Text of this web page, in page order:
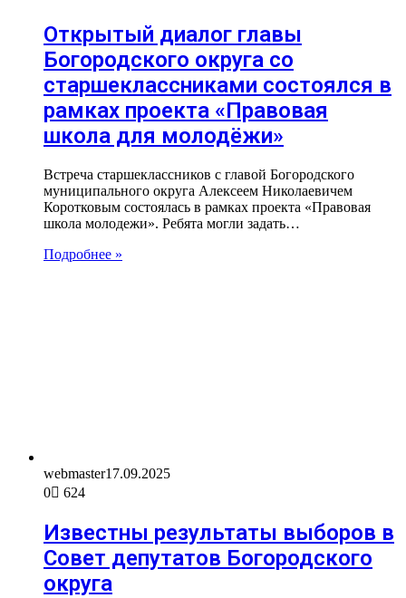
Открытый диалог главы
Богородского округа со
старшеклассниками состоялся в
рамках проекта «Правовая
школа для молодёжи»
Встреча старшеклассников с главой Богородского
муниципального округа Алексеем Николаевичем
Коротковым состоялась в рамках проекта «Правовая
школа молодежи». Ребята могли задать…
Подробнее »
webmaster17.09.2025
0
624
Известны результаты выборов в
Совет депутатов Богородского
округа